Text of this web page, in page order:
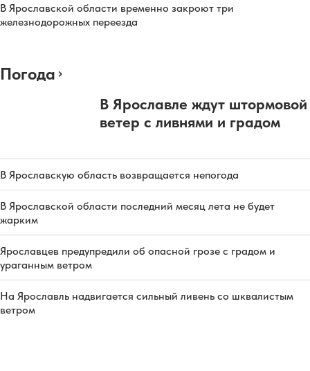
В Ярославской области временно закроют три
железнодорожных переезда
Погода
В Ярославле ждут штормовой
ветер с ливнями и градом
В Ярославскую область возвращается непогода
В Ярославской области последний месяц лета не будет
жарким
Ярославцев предупредили об опасной грозе с градом и
ураганным ветром
На Ярославль надвигается сильный ливень со шквалистым
ветром